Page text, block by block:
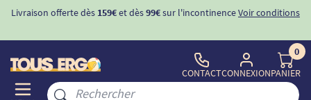
Livraison offerte dès 159€et dès99€sur l'incontinenceVoir conditions
CONTACTCONNEXION
0
PANIER